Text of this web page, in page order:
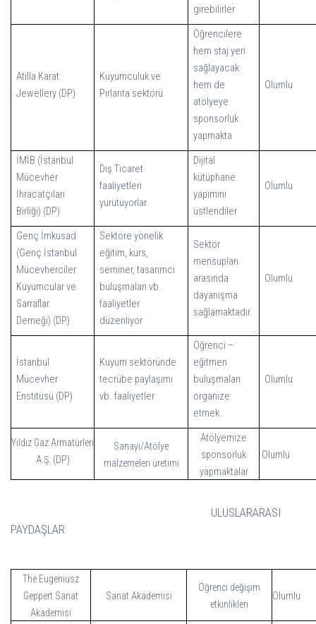
girebilirler
Atilla Karat
Jewellery (DP)
Kuyumculuk ve
Pırlanta sektörü
Öğrencilere
hem staj yeri
sağlayacak
hem de
atölyeye
sponsorluk
yapmakta
Olumlu
İMİB (İstanbul
Mücevher
İhracatçıları
Birliği) (DP)
Dış Ticaret
faaliyetleri
yürütüyorlar.
Dijital
kütüphane
yapımını
üstlendiler
Olumlu
Genç İmkusad
(Genç İstanbul
Mücevherciler
Kuyumcular ve
Sarraflar
Derneği) (DP)
Sektöre yönelik
eğitim, kurs,
seminer, tasarımcı
buluşmaları vb.
faaliyetler
düzenliyor
Sektör
mensupları
arasında
dayanışma
sağlamaktadır.
Olumlu
İstanbul
Mücevher
Enstitüsü (DP)
Kuyum sektöründe
tecrübe paylaşımı
vb. faaliyetler
Öğrenci –
eğitmen
buluşmaları
organize
etmek.
Olumlu
Yıldız Gaz Armatürleri
A.Ş. (DP)
Sanayi/Atölye
malzemeleri üretimi
Atölyemize
sponsorluk
yapmaktalar
Olumlu
ULUSLARARASI
PAYDAŞLAR
The Eugeniusz
Geppert Sanat
Akademisi
Sanat Akademisi
Öğrenci değişim
etkinlikleri
Olumlu